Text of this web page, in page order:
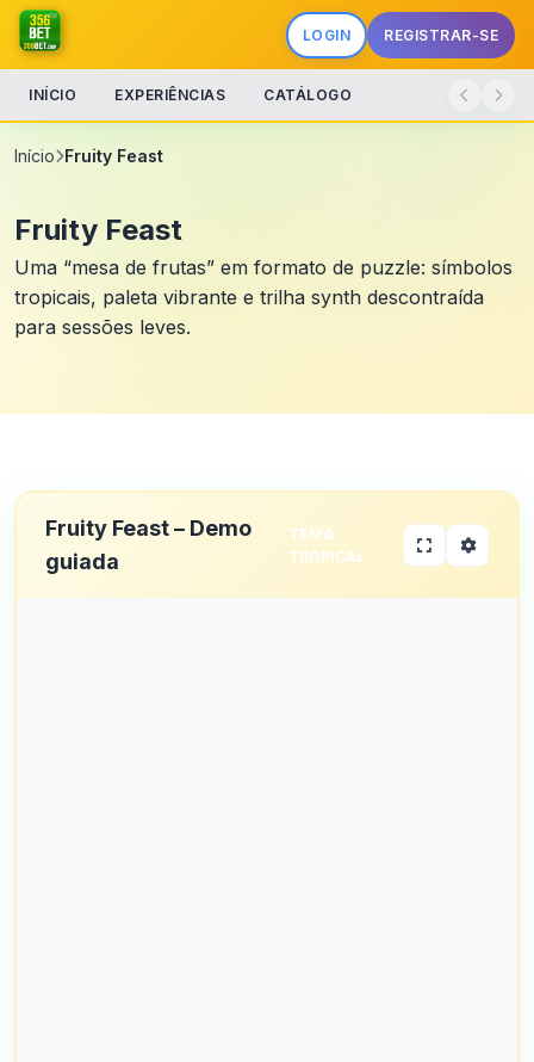
LOGIN REGISTRAR-SE
INÍCIO EXPERIÊNCIAS CATÁLOGO
Início Fruity Feast
Fruity Feast
Uma “mesa de frutas” em formato de puzzle: símbolos
tropicais, paleta vibrante e trilha synth descontraída
para sessões leves.
Fruity Feast – Demo
guiada
TEMA
TROPICAL